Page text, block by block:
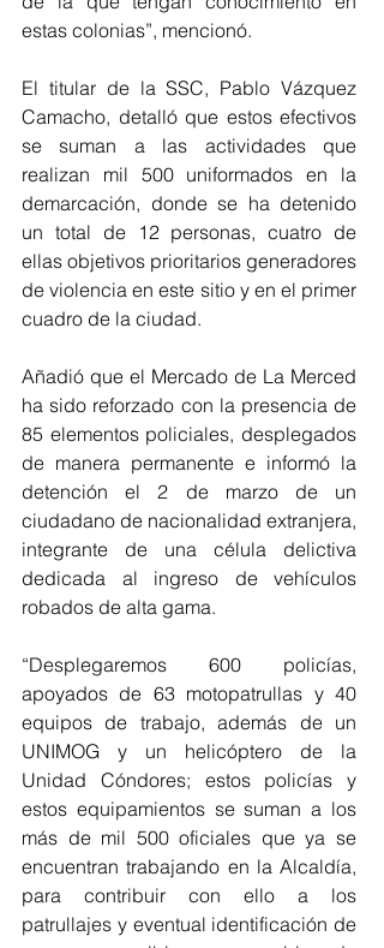
estas colonias”, mencionó.
El titular de la SSC, Pablo Vázquez
Camacho, detalló que estos efectivos
se suman a las actividades que
realizan mil 500 uniformados en la
demarcación, donde se ha detenido
un total de 12 personas, cuatro de
ellas objetivos prioritarios generadores
de violencia en este sitio y en el primer
cuadro de la ciudad.
Añadió que el Mercado de La Merced
ha sido reforzado con la presencia de
85 elementos policiales, desplegados
de manera permanente e informó la
detención el 2 de marzo de un
ciudadano de nacionalidad extranjera,
integrante de una célula delictiva
dedicada al ingreso de vehículos
robados de alta gama.
“Desplegaremos 600 policías,
apoyados de 63 motopatrullas y 40
equipos de trabajo, además de un
UNIMOG y un helicóptero de la
Unidad Cóndores; estos policías y
estos equipamientos se suman a los
más de mil 500 oficiales que ya se
encuentran trabajando en la Alcaldía,
para contribuir con ello a los
patrullajes y eventual identificación de